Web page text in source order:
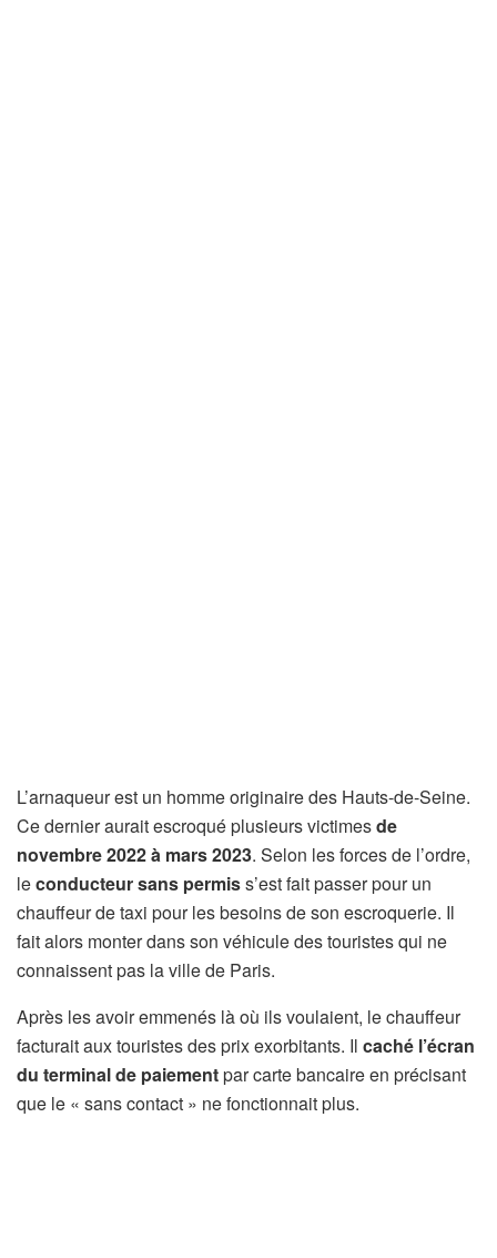
L’arnaqueur est un homme originaire des Hauts-de-Seine.
Ce dernier aurait escroqué plusieurs victimesde
novembre 2022 à mars 2023. Selon les forces de l’ordre,
leconducteur sans permiss’est fait passer pour un
chauffeur de taxi pour les besoins de son escroquerie. Il
fait alors monter dans son véhicule des touristes qui ne
connaissent pas la ville de Paris.
Après les avoir emmenés là où ils voulaient, le chauffeur
facturait aux touristes des prix exorbitants. Il caché l’écran
du terminal de paiementpar carte bancaire en précisant
que le « sans contact » ne fonctionnait plus.